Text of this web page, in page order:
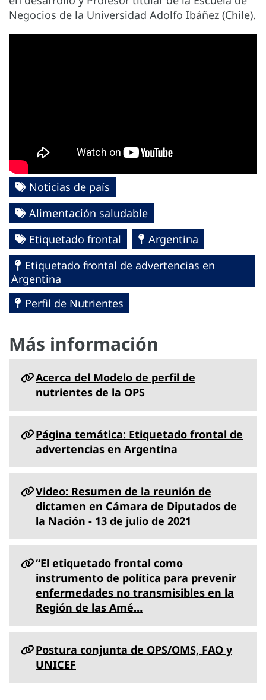
Negocios de la Universidad Adolfo Ibáñez (Chile).
Noticias de país
Alimentación saludable
Etiquetado frontal
Argentina
Etiquetado frontal de advertencias en
Argentina
Perfil de Nutrientes
Más información
Acerca del Modelo de perfil de
nutrientes de la OPS
Página temática: Etiquetado frontal de
advertencias en Argentina
Video: Resumen de la reunión de
dictamen en Cámara de Diputados de
la Nación - 13 de julio de 2021
“El etiquetado frontal como
instrumento de política para prevenir
enfermedades no transmisibles en la
Región de las Amé…
Postura conjunta de OPS/OMS, FAO y
UNICEF